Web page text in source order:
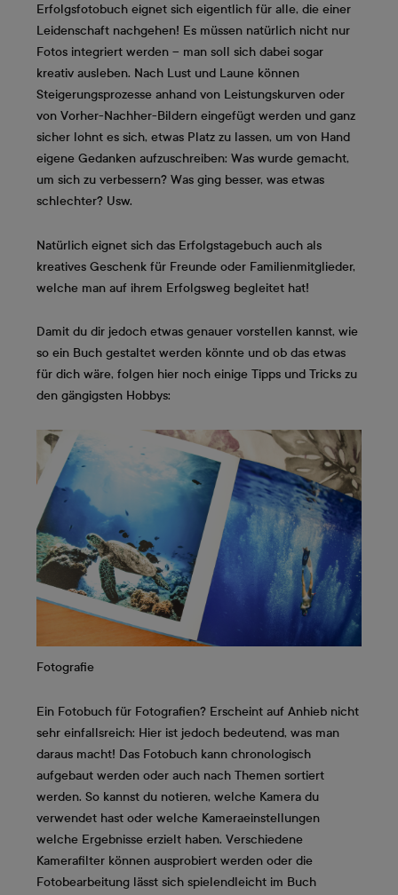
Erfolgsfotobuch eignet sich eigentlich für alle, die einer
Leidenschaft nachgehen! Es müssen natürlich nicht nur
Fotos integriert werden – man soll sich dabei sogar
kreativ ausleben. Nach Lust und Laune können
Steigerungsprozesse anhand von Leistungskurven oder
von Vorher-Nachher-Bildern eingefügt werden und ganz
sicher lohnt es sich, etwas Platz zu lassen, um von Hand
eigene Gedanken aufzuschreiben: Was wurde gemacht,
um sich zu verbessern? Was ging besser, was etwas
schlechter? Usw.
Natürlich eignet sich das Erfolgstagebuch auch als
kreatives Geschenk für Freunde oder Familienmitglieder,
welche man auf ihrem Erfolgsweg begleitet hat!
Damit du dir jedoch etwas genauer vorstellen kannst, wie
so ein Buch gestaltet werden könnte und ob das etwas
für dich wäre, folgen hier noch einige Tipps und Tricks zu
den gängigsten Hobbys:
Fotografie
Ein Fotobuch für Fotografien? Erscheint auf Anhieb nicht
sehr einfallsreich: Hier ist jedoch bedeutend, was man
daraus macht! Das Fotobuch kann chronologisch
aufgebaut werden oder auch nach Themen sortiert
werden. So kannst du notieren, welche Kamera du
verwendet hast oder welche Kameraeinstellungen
welche Ergebnisse erzielt haben. Verschiedene
Kamerafilter können ausprobiert werden oder die
Fotobearbeitung lässt sich spielendleicht im Buch